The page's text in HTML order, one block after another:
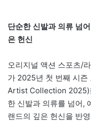
단순한 신발과 의류 넘
은 헌신
오리지널 액션 스포츠/
가 2025년 첫 번째 시즌
Artist Collection 2025)
한 신발과 의류를 넘어,
랜드의 깊은 헌신을 반